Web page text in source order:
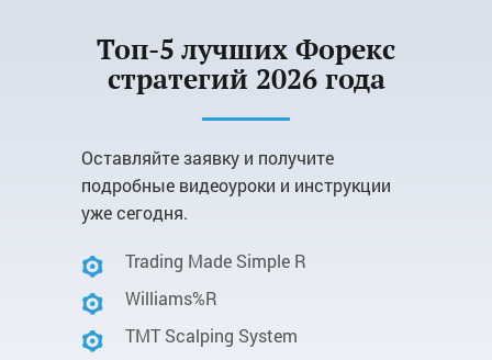
Топ-5 лучших Форекс
стратегий 2026 года
Оставляйте заявку и получите
подробные видеоуроки и инструкции
уже сегодня.
Trading Made Simple R
Williams%R
TMT Scalping System